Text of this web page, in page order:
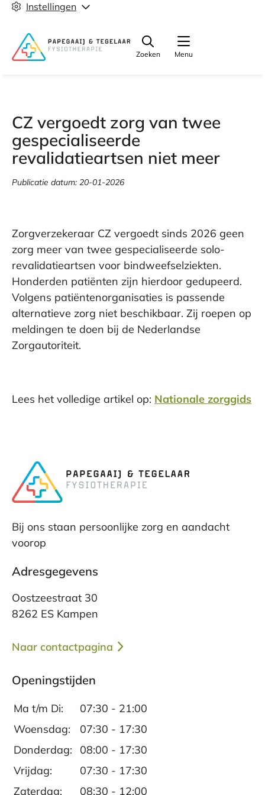
Instellingen
Menu
Zoeken
CZ vergoedt zorg van twee
gespecialiseerde
revalidatieartsen niet meer
Publicatie datum: 20-01-2026
Zorgverzekeraar CZ vergoedt sinds 2026 geen
zorg meer van twee gespecialiseerde solo-
revalidatieartsen voor bindweefselziekten.
Honderden patiënten zijn hierdoor gedupeerd.
Volgens patiëntenorganisaties is passende
alternatieve zorg niet beschikbaar. Zij roepen op
meldingen te doen bij de Nederlandse
Zorgautoriteit.
Lees het volledige artikel op: Nationale zorggids
Bij ons staan persoonlijke zorg en aandacht
voorop
Adresgegevens
Oostzeestraat 30
8262 ES Kampen
Naar contactpagina
Openingstijden
Ma t/m Di:
07:30 - 21:00
Woensdag:
07:30 - 17:30
Donderdag:
08:00 - 17:30
Vrijdag:
07:30 - 17:30
Zaterdag:
08:30 - 12:00